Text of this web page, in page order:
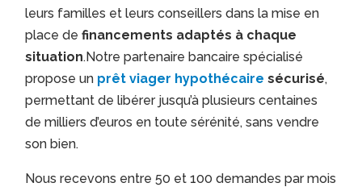
leurs familles et leurs conseillers dans la mise en
place definancements adaptés à chaque
situation.Notre partenaire bancaire spécialisé
propose un prêt viager hypothécaire sécurisé,
permettant de libérer jusqu’à plusieurs centaines
de milliers d’euros en toute sérénité, sans vendre
son bien.
Nous recevons entre 50 et 100 demandes par mois